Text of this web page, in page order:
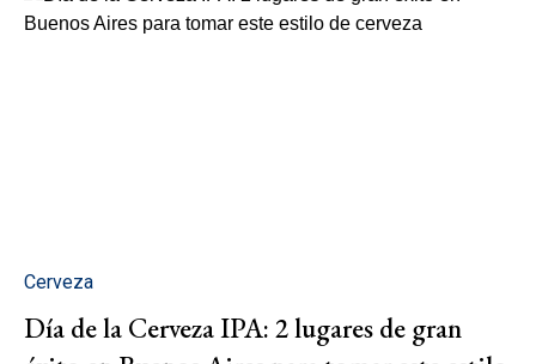
Cerveza
Día de la Cerveza IPA: 2 lugares de gran